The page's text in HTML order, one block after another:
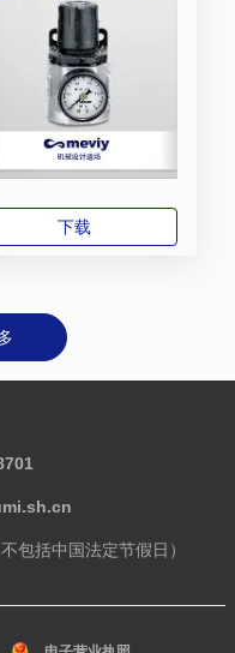
下载
包括中国法定节假日）